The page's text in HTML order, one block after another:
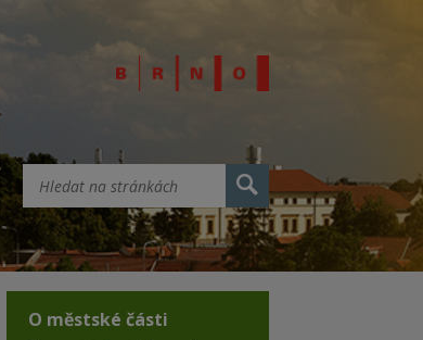
O městské části